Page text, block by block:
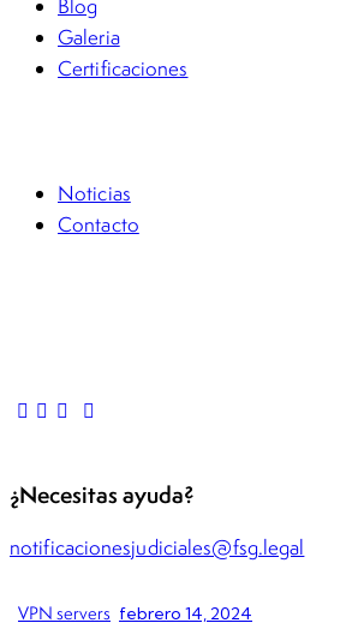
Blog
Galeria
Certificaciones
Noticias
Contacto
¿Necesitas ayuda?
notificacionesjudiciales@fsg.legal
VPN servers febrero 14, 2024